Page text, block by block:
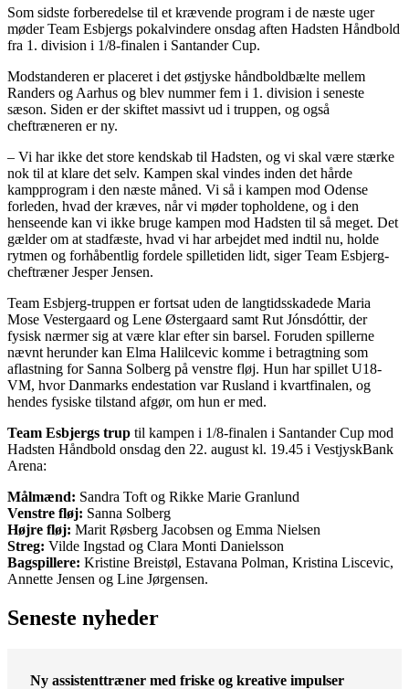
Som sidste forberedelse til et krævende program i de næste uger
møder Team Esbjergs pokalvindere onsdag aften Hadsten Håndbold
fra 1. division i 1/8-finalen i Santander Cup.
Modstanderen er placeret i det østjyske håndboldbælte mellem
Randers og Aarhus og blev nummer fem i 1. division i seneste
sæson. Siden er der skiftet massivt ud i truppen, og også
cheftræneren er ny.
– Vi har ikke det store kendskab til Hadsten, og vi skal være stærke
nok til at klare det selv. Kampen skal vindes inden det hårde
kampprogram i den næste måned. Vi så i kampen mod Odense
forleden, hvad der kræves, når vi møder topholdene, og i den
henseende kan vi ikke bruge kampen mod Hadsten til så meget. Det
gælder om at stadfæste, hvad vi har arbejdet med indtil nu, holde
rytmen og forhåbentlig fordele spilletiden lidt, siger Team Esbjerg-
cheftræner Jesper Jensen.
Team Esbjerg-truppen er fortsat uden de langtidsskadede Maria
Mose Vestergaard og Lene Østergaard samt Rut Jónsdóttir, der
fysisk nærmer sig at være klar efter sin barsel. Foruden spillerne
nævnt herunder kan Elma Halilcevic komme i betragtning som
aflastning for Sanna Solberg på venstre fløj. Hun har spillet U18-
VM, hvor Danmarks endestation var Rusland i kvartfinalen, og
hendes fysiske tilstand afgør, om hun er med.
Team Esbjergs trup til kampen i 1/8-finalen i Santander Cup mod
Hadsten Håndbold onsdag den 22. august kl. 19.45 i VestjyskBank
Arena:
Målmænd: Sandra Toft og Rikke Marie Granlund
Venstre fløj: Sanna Solberg
Højre fløj: Marit Røsberg Jacobsen og Emma Nielsen
Streg: Vilde Ingstad og Clara Monti Danielsson
Bagspillere: Kristine Breistøl, Estavana Polman, Kristina Liscevic,
Annette Jensen og Line Jørgensen.
Seneste nyheder
Ny assistenttræner med friske og kreative impulser